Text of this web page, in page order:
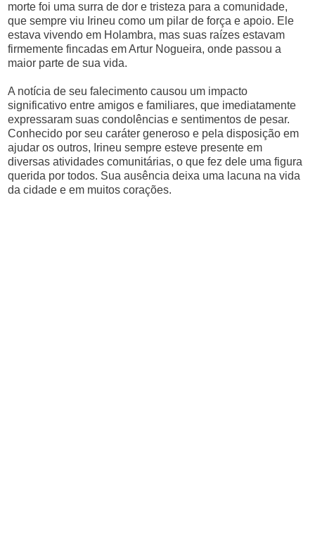
morte foi uma surra de dor e tristeza para a comunidade,
que sempre viu Irineu como um pilar de força e apoio. Ele
estava vivendo em Holambra, mas suas raízes estavam
firmemente fincadas em Artur Nogueira, onde passou a
maior parte de sua vida.
A notícia de seu falecimento causou um impacto
significativo entre amigos e familiares, que imediatamente
expressaram suas condolências e sentimentos de pesar.
Conhecido por seu caráter generoso e pela disposição em
ajudar os outros, Irineu sempre esteve presente em
diversas atividades comunitárias, o que fez dele uma figura
querida por todos. Sua ausência deixa uma lacuna na vida
da cidade e em muitos corações.